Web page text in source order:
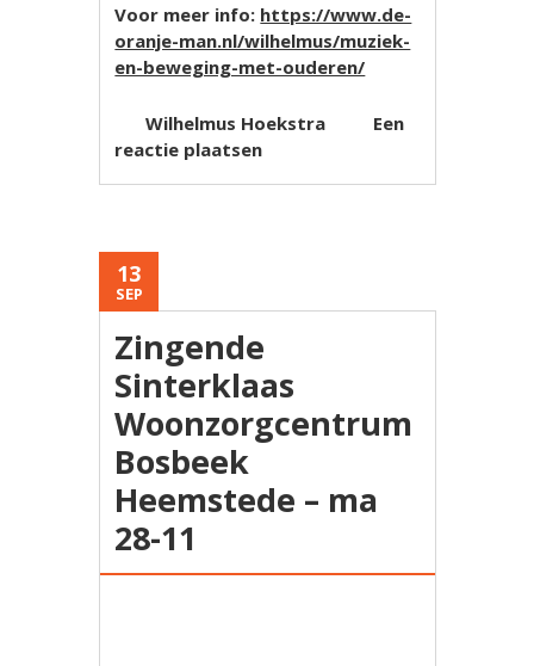
Voor meer info: https://www.de-
oranje-man.nl/wilhelmus/muziek-
en-beweging-met-ouderen/
Wilhelmus Hoekstra
Een
reactie plaatsen
13
SEP
Zingende
Sinterklaas
Woonzorgcentrum
Bosbeek
Heemstede – ma
28-11